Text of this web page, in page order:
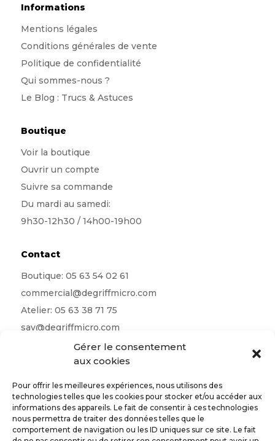
Gérer le consentement
aux cookies
Pour offrir les meilleures expériences, nous utilisons des
technologies telles que les cookies pour stocker et/ou accéder aux
informations des appareils. Le fait de consentir à ces technologies
nous permettra de traiter des données telles que le
comportement de navigation ou les ID uniques sur ce site. Le fait
Informations
Mentions légales
Conditions générales de vente
Politique de confidentialité
Qui sommes-nous ?
Le Blog : Trucs & Astuces
Boutique
Voir la boutique
Ouvrir un compte
Suivre sa commande
Du mardi au samedi:
9h30-12h30 / 14h00-19h00
Contact
Boutique: 05 63 54 02 61
commercial@degriffmicro.com
Atelier: 05 63 38 71 75
sav@degriffmicro.com
albi@degriffmicro.com
16 Avenue de Garban 81990 Puygouzon
Suivez-nous